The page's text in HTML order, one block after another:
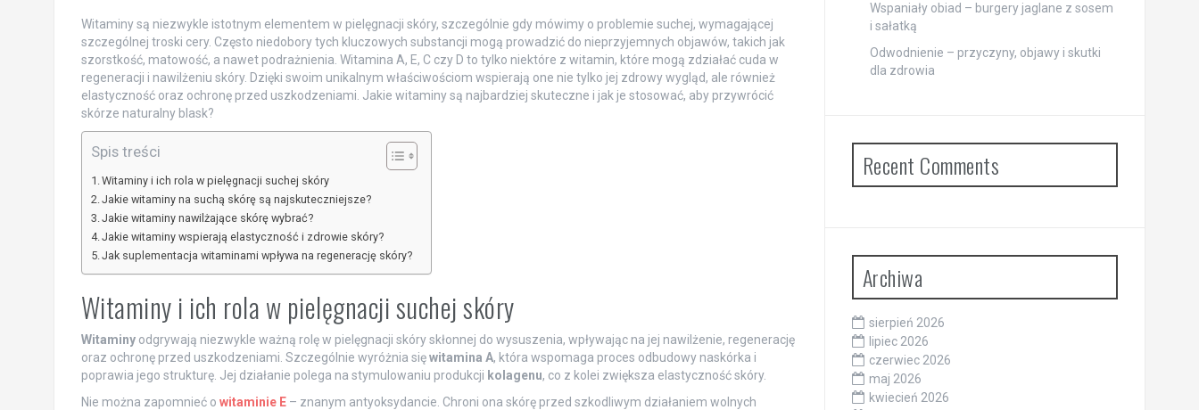
Witaminy są niezwykle istotnym elementem w pielęgnacji skóry, szczególnie gdy mówimy o problemie suchej, wymagającej
szczególnej troski cery. Często niedobory tych kluczowych substancji mogą prowadzić do nieprzyjemnych objawów, takich jak
szorstkość, matowość, a nawet podrażnienia. Witamina A, E, C czy D to tylko niektóre z witamin, które mogą zdziałać cuda w
regeneracji i nawilżeniu skóry. Dzięki swoim unikalnym właściwościom wspierają one nie tylko jej zdrowy wygląd, ale również
elastyczność oraz ochronę przed uszkodzeniami. Jakie witaminy są najbardziej skuteczne i jak je stosować, aby przywrócić
skórze naturalny blask?
Spis treści
Witaminy i ich rola w pielęgnacji suchej skóry
Jakie witaminy na suchą skórę są najskuteczniejsze?
Jakie witaminy nawilżające skórę wybrać?
Jakie witaminy wspierają elastyczność i zdrowie skóry?
Jak suplementacja witaminami wpływa na regenerację skóry?
Witaminy i ich rola w pielęgnacji suchej skóry
Witaminyodgrywają niezwykle ważną rolę w pielęgnacji skóry skłonnej do wysuszenia, wpływając na jej nawilżenie, regenerację
oraz ochronę przed uszkodzeniami. Szczególnie wyróżnia sięwitamina A, która wspomaga proces odbudowy naskórka i
poprawia jego strukturę. Jej działanie polega na stymulowaniu produkcji kolagenu, co z kolei zwiększa elastyczność skóry.
Nie można zapomnieć o witaminie E– znanym antyoksydancie. Chroni ona skórę przed szkodliwym działaniem wolnych
Wspaniały obiad – burgery jaglane z sosem
i sałatką
Odwodnienie – przyczyny, objawy i skutki
dla zdrowia
Recent Comments
Archiwa
sierpień 2026
lipiec 2026
czerwiec 2026
maj 2026
kwiecień 2026